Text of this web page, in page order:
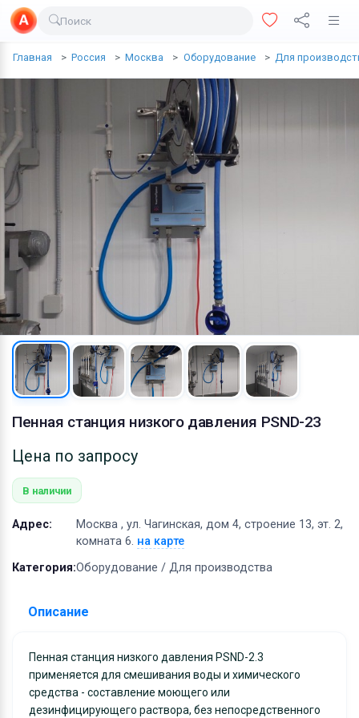
Поиск
Главная Россия Москва Оборудование Для
Пенная станция низкого давления PSND-23
Цена по запросу
В наличии
Адрес:
Москва , ул. Чагинская, дом 4, строение 13, эт. 2,
комната 6. на карте
Категория:Оборудование / Для производства
Описание
Пенная станция низкого давления PSND-2.3
применяется для смешивания воды и химического
средства - составление моющего или
дезинфицирующего раствора, без непосредственного
Доставка еды
Личные вещи
Одежда и обувь
Электроника
Все для дома
Хобби и отдых
Животные
Оборудование
Материалы